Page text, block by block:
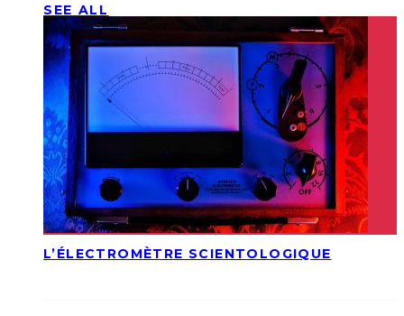
SEE ALL
L’ÉLECTROMÈTRE SCIENTOLOGIQUE